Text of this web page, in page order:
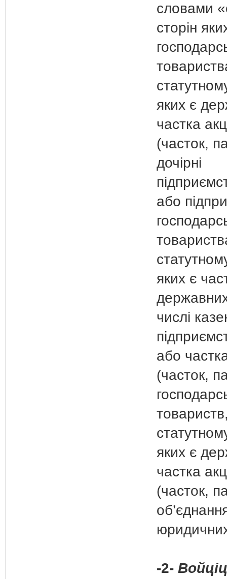
словами
сторін
яких є
частка
(часток,
дочірні
або
яких є
числі
або
(часток,
яких є
частка
(часток,
-2-